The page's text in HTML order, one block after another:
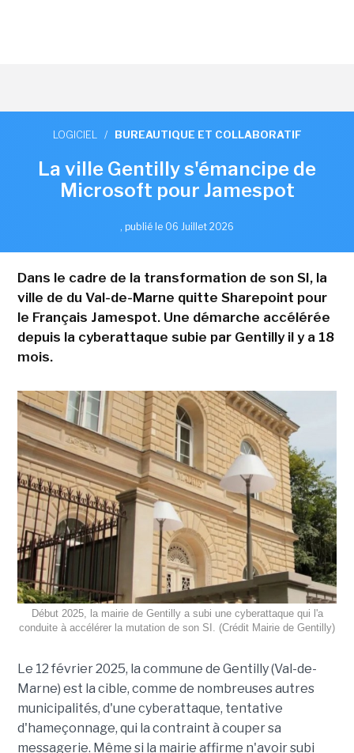
LOGICIEL / BUREAUTIQUE ET COLLABORATIF
La ville Gentilly s'émancipe de
Microsoft pour Jamespot
, publié le 06 Juillet 2026
Dans le cadre de la transformation de son SI, la
ville de du Val-de-Marne quitte Sharepoint pour
le Français Jamespot. Une démarche accélérée
depuis la cyberattaque subie par Gentilly il y a 18
mois.
Début 2025, la mairie de Gentilly a subi une cyberattaque qui l'a
conduite à accélérer la mutation de son SI. (Crédit Mairie de Gentilly)
Le 12 février 2025, la commune de Gentilly (Val-de-
Marne) est la cible, comme de nombreuses autres
municipalités, d'une cyberattaque, tentative
d'hameçonnage, qui la contraint à couper sa
messagerie. Même si la mairie affirme n'avoir subi